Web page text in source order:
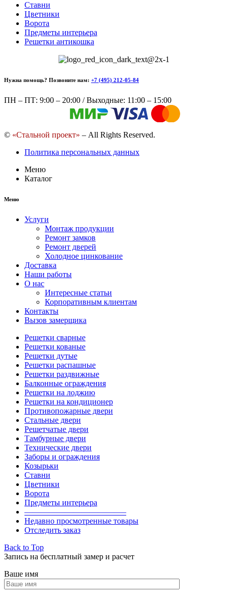
Ставни
Цветники
Ворота
Предметы интерьера
Решетки антикошка
Нужна помощь? Позвоните нам: +7 (495) 212-05-84
ПН – ПТ: 9:00 – 20:00 / Выходные: 11:00 – 15:00
© «Стальной проект» – All Rights Reserved.
Политика персональных данных
Меню
Каталог
Меню
Услуги
Монтаж продукции
Ремонт замков
Ремонт дверей
Холодное цинкование
Доставка
Наши работы
О нас
Интересные статьи
Корпоративным клиентам
Контакты
Вызов замерщика
Решетки сварные
Решетки кованые
Решетки дутые
Решетки распашные
Решетки раздвижные
Балконные ограждения
Решетки на лоджию
Решетки на кондиционер
Противопожарные двери
Стальные двери
Решетчатые двери
Тамбурные двери
Технические двери
Заборы и ограждения
Козырьки
Ставни
Цветники
Ворота
Предметы интерьера
————————————–
Недавно просмотренные товары
Отследить заказ
Back to Top
Запись на бесплатный замер и расчет
Ваше имя